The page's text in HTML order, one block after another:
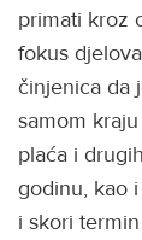
primati kroz
fokus
činjenica da
samom
plaća i
godinu, kao
i skori